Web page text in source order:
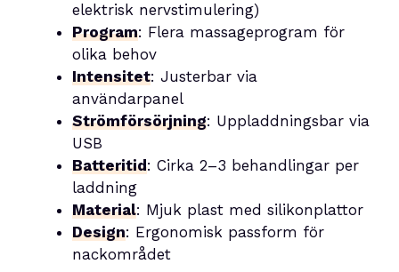
elektrisk nervstimulering)
Program: Flera massageprogram för
olika behov
Intensitet: Justerbar via
användarpanel
Strömförsörjning: Uppladdningsbar via
USB
Batteritid: Cirka 2–3 behandlingar per
laddning
Material: Mjuk plast med silikonplattor
Design: Ergonomisk passform för
nackområdet